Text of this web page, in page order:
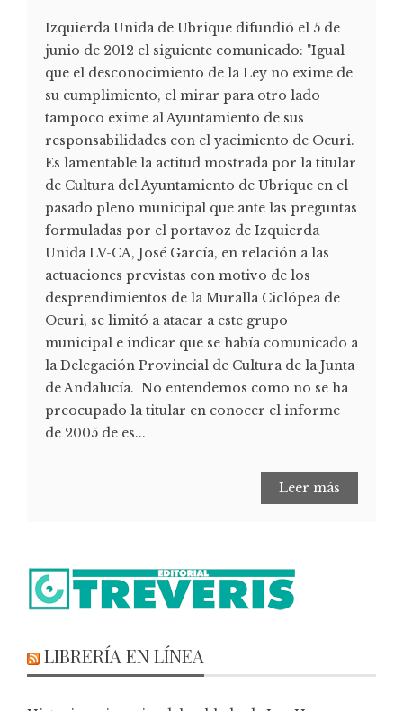
Izquierda Unida de Ubrique difundió el 5 de
junio de 2012 el siguiente comunicado: "Igual
que el desconocimiento de la Ley no exime de
su cumplimiento, el mirar para otro lado
tampoco exime al Ayuntamiento de sus
responsabilidades con el yacimiento de Ocuri.
Es lamentable la actitud mostrada por la titular
de Cultura del Ayuntamiento de Ubrique en el
pasado pleno municipal que ante las preguntas
formuladas por el portavoz de Izquierda
Unida LV-CA, José García, en relación a las
actuaciones previstas con motivo de los
desprendimientos de la Muralla Ciclópea de
Ocuri, se limitó a atacar a este grupo
municipal e indicar que se había comunicado a
la Delegación Provincial de Cultura de la Junta
de Andalucía. No entendemos como no se ha
preocupado la titular en conocer el informe
de 2005 de es...
Leer más
LIBRERÍA EN LÍNEA